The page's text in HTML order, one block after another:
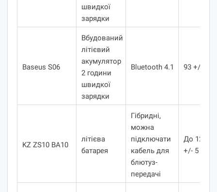
швидкої
зарядки
Baseus S06
Вбудований
літієвий
акумулятор
2 години
швидкої
зарядки
Bluetooth 4.1 93 +/- 3
KZ ZS10 BA10
літієва
батарея
Гібридні,
можна
підключати
кабель для
блютуз-
передачі
До 120
+/- 5